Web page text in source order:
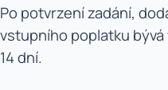
Po potvrzení zadání,
vstupního poplatku bývá
14 dní.